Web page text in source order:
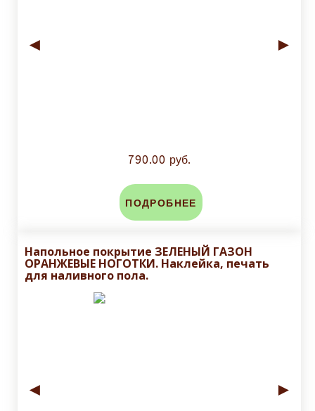
◄ ►
790.00 руб.
ПОДРОБНЕЕ
Напольное покрытие ЗЕЛЕНЫЙ ГАЗОН
ОРАНЖЕВЫЕ НОГОТКИ. Наклейка, печать
для наливного пола.
◄ ►